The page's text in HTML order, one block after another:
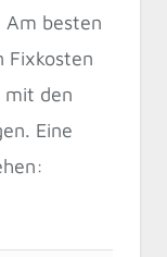
Am besten
Fixkosten
mit den
Eine